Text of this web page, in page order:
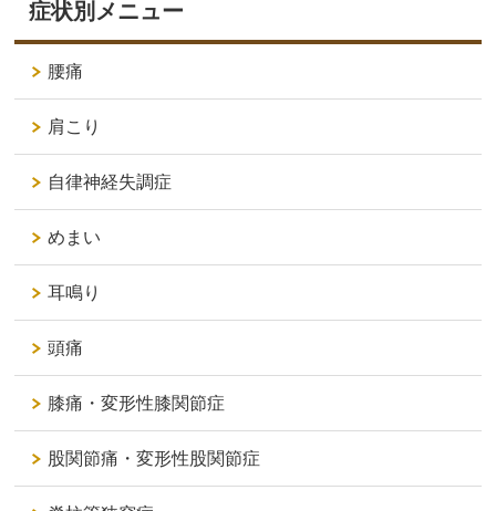
症状別メニュー
腰痛
肩こり
自律神経失調症
めまい
耳鳴り
頭痛
膝痛・変形性膝関節症
股関節痛・変形性股関節症